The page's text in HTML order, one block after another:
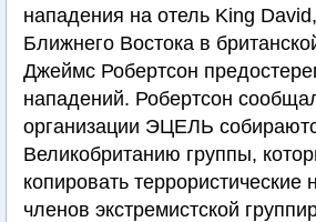
нападения на отель King
Ближнего Востока в
Джеймс Робертсон
нападений. Робертсон
организации ЭЦЕЛЬ
Великобританию группы,
копировать террористические
членов экстремистской